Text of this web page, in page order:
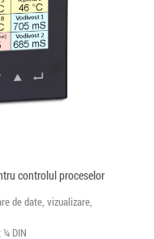
controlul proceselor
de date, vizualizare,
DIN